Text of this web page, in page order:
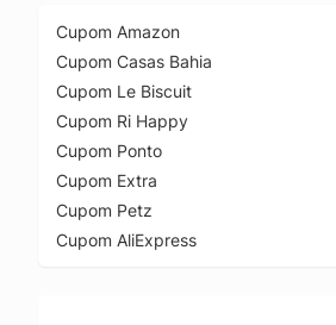
Cupom Amazon
Cupom Casas Bahia
Cupom Le Biscuit
Cupom Ri Happy
Cupom Ponto
Cupom Extra
Cupom Petz
Cupom AliExpress